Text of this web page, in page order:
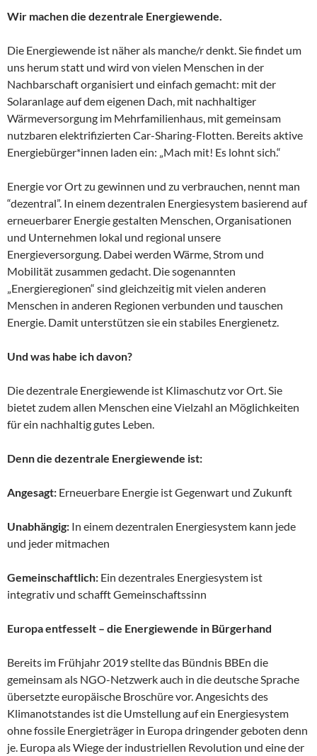
Wir machen die dezentrale Energiewende.
Die Energiewende ist näher als manche/r denkt. Sie findet um
uns herum statt und wird von vielen Menschen in der
Nachbarschaft organisiert und einfach gemacht: mit der
Solaranlage auf dem eigenen Dach, mit nachhaltiger
Wärmeversorgung im Mehrfamilienhaus, mit gemeinsam
nutzbaren elektrifizierten Car-Sharing-Flotten. Bereits aktive
Energiebürger*innen laden ein: „Mach mit! Es lohnt sich.“
Energie vor Ort zu gewinnen und zu verbrauchen, nennt man
“dezentral”. In einem dezentralen Energiesystem basierend auf
erneuerbarer Energie gestalten Menschen, Organisationen
und Unternehmen lokal und regional unsere
Energieversorgung. Dabei werden Wärme, Strom und
Mobilität zusammen gedacht. Die sogenannten
„Energieregionen“ sind gleichzeitig mit vielen anderen
Menschen in anderen Regionen verbunden und tauschen
Energie. Damit unterstützen sie ein stabiles Energienetz.
Und was habe ich davon?
Die dezentrale Energiewende ist Klimaschutz vor Ort. Sie
bietet zudem allen Menschen eine Vielzahl an Möglichkeiten
für ein nachhaltig gutes Leben.
Denn die dezentrale Energiewende ist:
Angesagt: Erneuerbare Energie ist Gegenwart und Zukunft
Unabhängig: In einem dezentralen Energiesystem kann jede
und jeder mitmachen
Gemeinschaftlich: Ein dezentrales Energiesystem ist
integrativ und schafft Gemeinschaftssinn
Europa entfesselt – die Energiewende in Bürgerhand
Bereits im Frühjahr 2019 stellte das Bündnis BBEn die
gemeinsam als NGO-Netzwerk auch in die deutsche Sprache
übersetzte europäische Broschüre vor. Angesichts des
Klimanotstandes ist die Umstellung auf ein Energiesystem
ohne fossile Energieträger in Europa dringender geboten denn
je. Europa als Wiege der industriellen Revolution und eine der